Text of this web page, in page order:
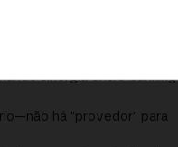
sinergia entre banking
há "provedor" para